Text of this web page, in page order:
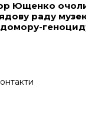
Ющенко очолив
раду музею
геноциду